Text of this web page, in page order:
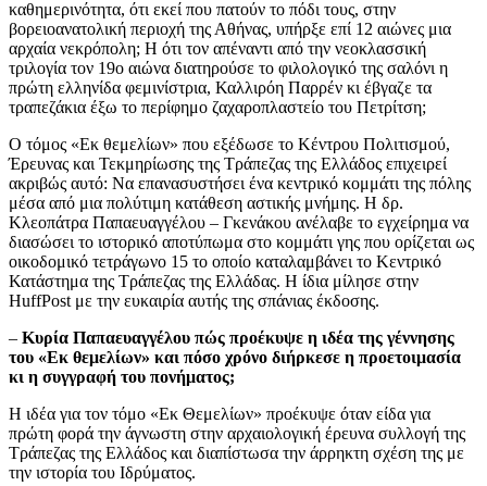
καθημερινότητα, ότι εκεί που πατούν το πόδι τους, στην
βορειοανατολική περιοχή της Αθήνας, υπήρξε επί 12 αιώνες μια
αρχαία νεκρόπολη; Η ότι τον απέναντι από την νεοκλασσική
τριλογία τον 19ο αιώνα διατηρούσε το φιλολογικό της σαλόνι η
πρώτη ελληνίδα φεμινίστρια, Καλλιρόη Παρρέν κι έβγαζε τα
τραπεζάκια έξω το περίφημο ζαχαροπλαστείο του Πετρίτση;
Ο τόμος «Εκ θεμελίων» που εξέδωσε το Κέντρου Πολιτισμού,
Έρευνας και Τεκμηρίωσης της Τράπεζας της Ελλάδος επιχειρεί
ακριβώς αυτό: Να επανασυστήσει ένα κεντρικό κομμάτι της πόλης
μέσα από μια πολύτιμη κατάθεση αστικής μνήμης. Η δρ.
Κλεοπάτρα Παπαευαγγέλου – Γκενάκου ανέλαβε το εγχείρημα να
διασώσει το ιστορικό αποτύπωμα στο κομμάτι γης που ορίζεται ως
οικοδομικό τετράγωνο 15 το οποίο καταλαμβάνει το Κεντρικό
Κατάστημα της Τράπεζας της Ελλάδας. Η ίδια μίλησε στην
HuffPost με την ευκαιρία αυτής της σπάνιας έκδοσης.
– Κυρία Παπαευαγγέλου πώς προέκυψε η ιδέα της γέννησης
του «Eκ θεμελίων» και πόσο χρόνο διήρκεσε η προετοιμασία
κι η συγγραφή του πονήματος;
Η ιδέα για τον τόμο «Εκ Θεμελίων» προέκυψε όταν είδα για
πρώτη φορά την άγνωστη στην αρχαιολογική έρευνα συλλογή της
Τράπεζας της Ελλάδος και διαπίστωσα την άρρηκτη σχέση της με
την ιστορία του Ιδρύματος.